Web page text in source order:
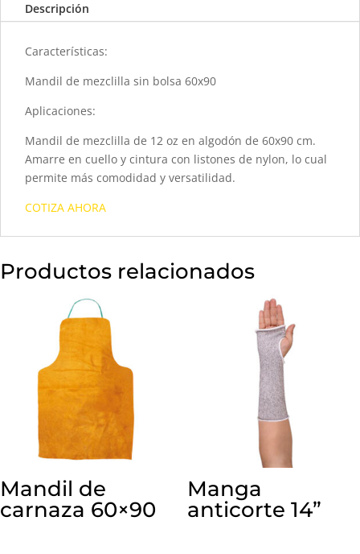
Descripción
Características:
Mandil de mezclilla sin bolsa 60x90
Aplicaciones:
Mandil de mezclilla de 12 oz en algodón de 60x90 cm.
Amarre en cuello y cintura con listones de nylon, lo cual
permite más comodidad y versatilidad.
COTIZA AHORA
Productos relacionados
Mandil de
carnaza 60×90
Manga
anticorte 14”